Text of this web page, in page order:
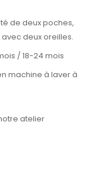
de deux poches,
deux oreilles.
/ 18-24 mois
machine à laver à
atelier